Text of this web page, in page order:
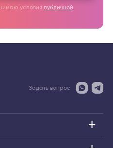
условия публичной
Задать вопрос